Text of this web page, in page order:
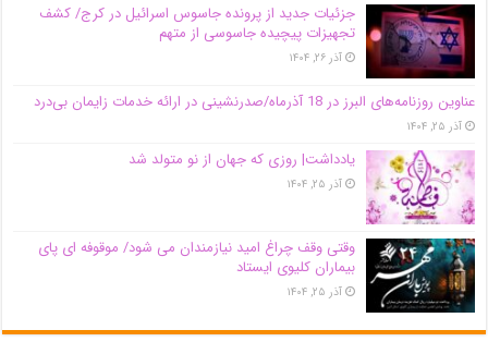
جزئیات جدید از پرونده جاسوس اسرائیل در کرج/‌ کشف
تجهیزات پیچیده جاسوسی از متهم
آذر ۲۶, ۱۴۰۴
عناوین روزنامه‌های البرز در ‌18 آذرماه/صدرنشینی در ارائه خدمات زایمان بی‌درد
آذر ۲۵, ۱۴۰۴
یادداشت| روزی که جهان از نو متولد شد
آذر ۲۵, ۱۴۰۴
وقتی وقف چراغ امید نیازمندان می شود/ موقوفه ای پای
بیماران کلیوی ایستاد
آذر ۲۵, ۱۴۰۴